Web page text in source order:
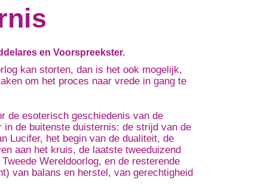
en Voorspreekster.
kan storten, dan is het ook mogelijk,
om het proces naar vrede in gang te
de esoterisch geschiedenis van de
in de buitenste duisternis: de strijd van de
Lucifer, het begin van de dualiteit, de
aan het kruis, de laatste tweeduizend
Wereldoorlog, en de resterende
van balans en herstel, van gerechtigheid